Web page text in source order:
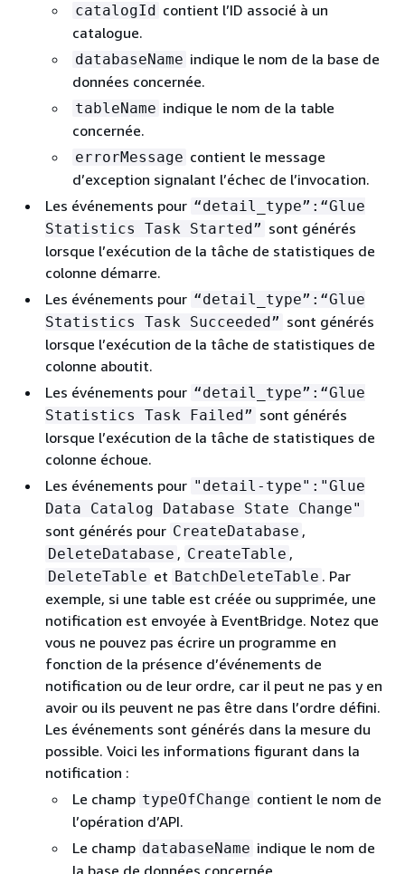
catalogId contient l’ID associé à un
catalogue.
databaseName indique le nom de la base de
données concernée.
tableName indique le nom de la table
concernée.
errorMessage contient le message
d’exception signalant l’échec de l’invocation.
Les événements pour “detail_type”:“Glue
Statistics Task Started” sont générés
lorsque l’exécution de la tâche de statistiques de
colonne démarre.
Les événements pour “detail_type”:“Glue
Statistics Task Succeeded” sont générés
lorsque l’exécution de la tâche de statistiques de
colonne aboutit.
Les événements pour “detail_type”:“Glue
Statistics Task Failed” sont générés
lorsque l’exécution de la tâche de statistiques de
colonne échoue.
Les événements pour "detail-type":"Glue
Data Catalog Database State Change"
sont générés pour CreateDatabase ,
DeleteDatabase , CreateTable ,
DeleteTable et BatchDeleteTable . Par
exemple, si une table est créée ou supprimée, une
notification est envoyée à EventBridge. Notez que
vous ne pouvez pas écrire un programme en
fonction de la présence d’événements de
notification ou de leur ordre, car il peut ne pas y en
avoir ou ils peuvent ne pas être dans l’ordre défini.
Les événements sont générés dans la mesure du
possible. Voici les informations figurant dans la
notification :
Le champ typeOfChange contient le nom de
l’opération d’API.
Le champ databaseName indique le nom de
la base de données concernée.